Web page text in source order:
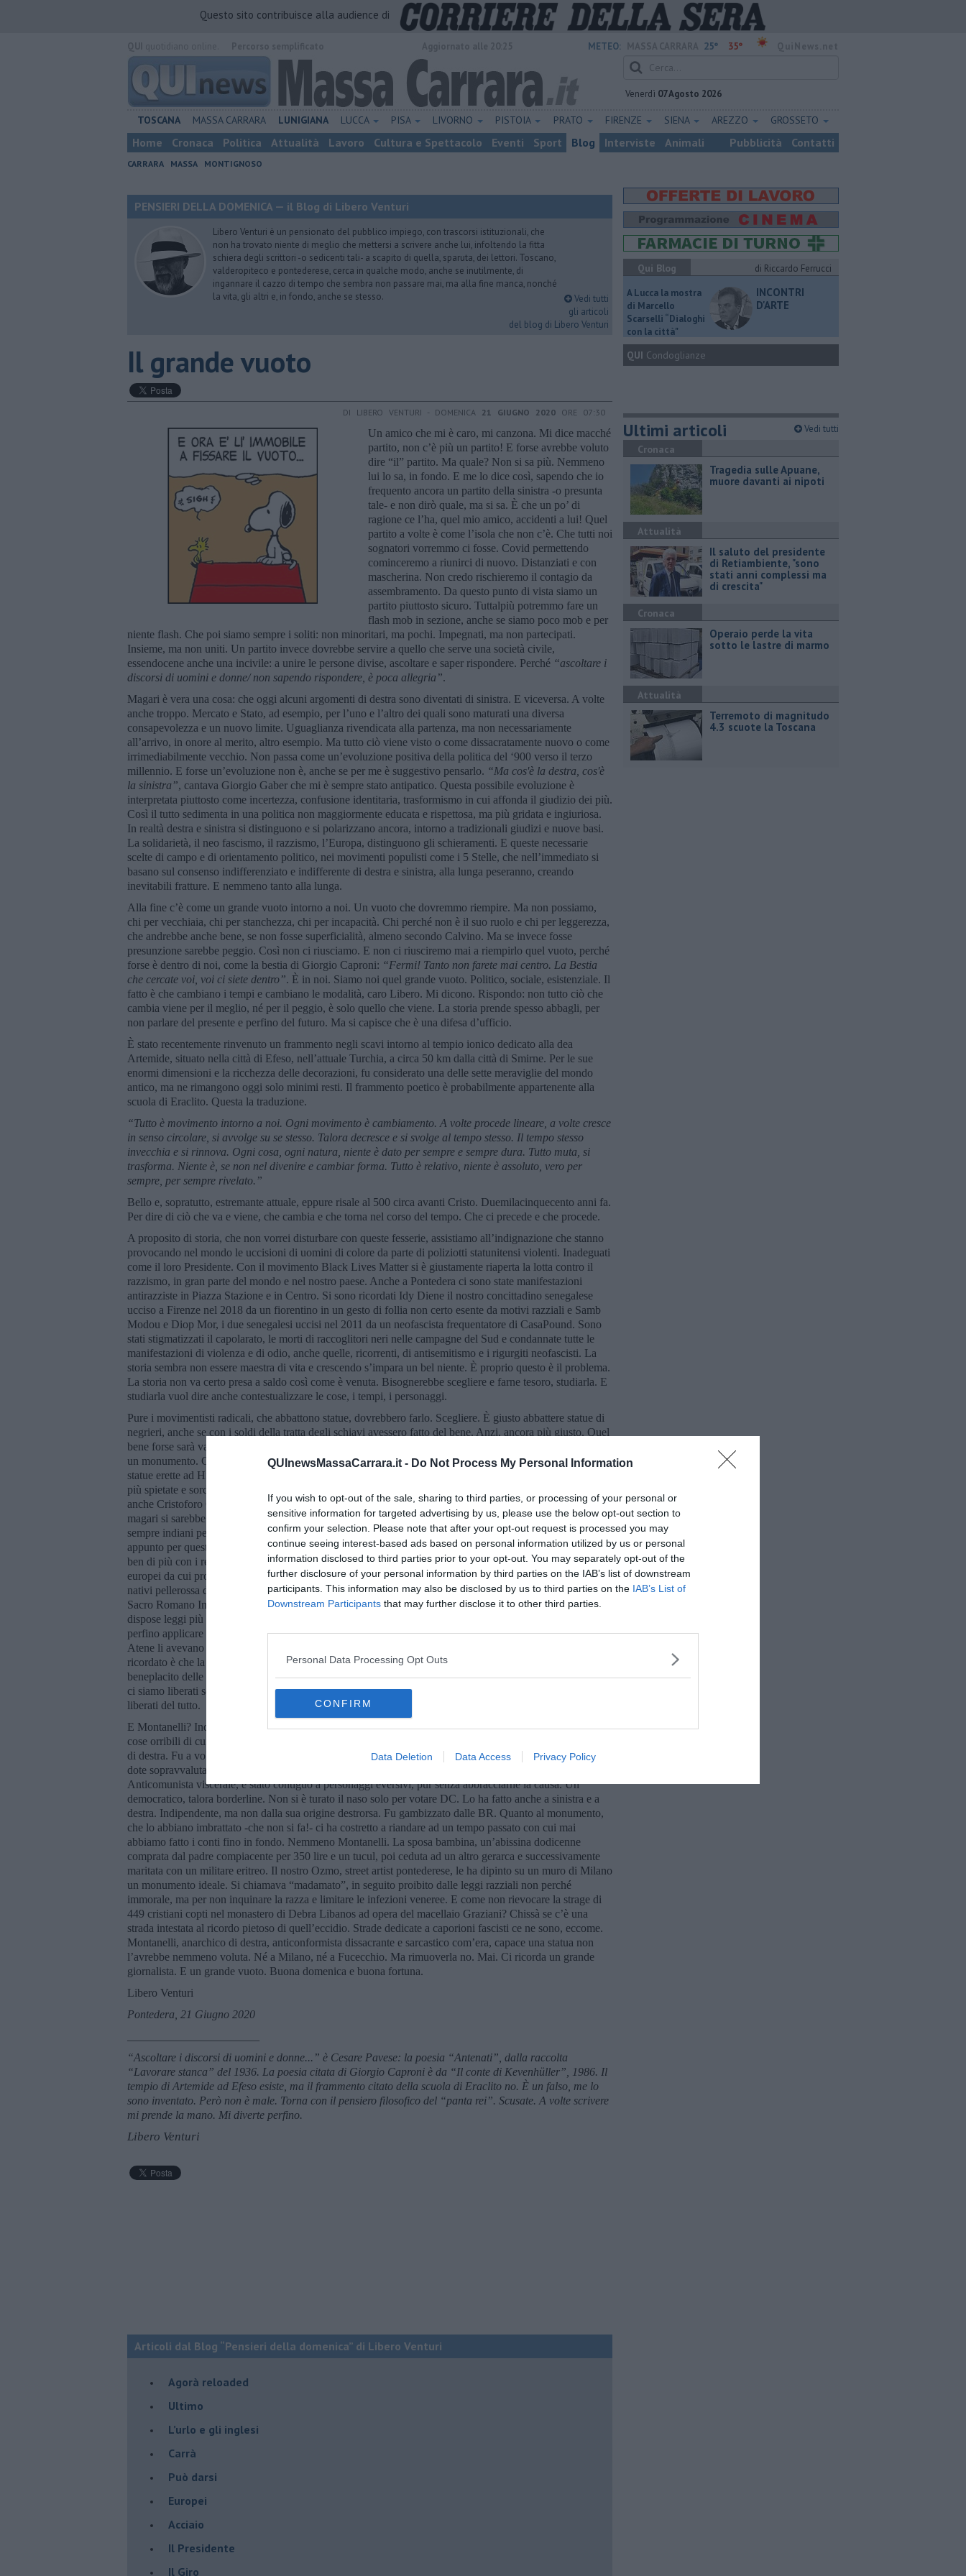
QUInewsMassaCarrara.it - Do Not Process My Personal Information
If you wish to opt-out of the sale, sharing to third parties, or processing of your personal or
sensitive information for targeted advertising by us, please use the below opt-out section to
confirm your selection. Please note that after your opt-out request is processed you may
continue seeing interest-based ads based on personal information utilized by us or personal
information disclosed to third parties prior to your opt-out. You may separately opt-out of the
further disclosure of your personal information by third parties on the IAB’s list of downstream
participants. This information may also be disclosed by us to third parties on the IAB’s List of
Downstream Participants that may further disclose it to other third parties.
Personal Data Processing Opt Outs
CONFIRM
Data Deletion Data Access Privacy Policy
Questo sito contribuisce alla audience di
METEO: 25° 35°
Venerdì 07 Agosto 2026
TOSCANA MASSA CARRARA LUNIGIANA LUCCA PISA LIVORNO PISTOIA PRATO FIRENZE SIENA AREZZO GROSSETO
Home Cronaca Politica Attualità Lavoro Cultura e Spettacolo Eventi Sport Blog Interviste Animali Pubblicità Contatti
CARRARA MASSA MONTIGNOSO
PENSIERI DELLA DOMENICA — il Blog di Libero Venturi
Libero Venturi è un pensionato del pubblico impiego, con trascorsi istituzionali, che
non ha trovato niente di meglio che mettersi a scrivere anche lui, infoltendo la fitta
schiera degli scrittori -o sedicenti tali- a scapito di quella, sparuta, dei lettori. Toscano,
valderopiteco e pontederese, cerca in qualche modo, anche se inutilmente, di
ingannare il cazzo di tempo che sembra non passare mai, ma alla fine manca, nonché
la vita, gli altri e, in fondo, anche se stesso.
Vedi tutti
gli articoli
del blog di Libero Venturi
​Il grande vuoto
DI LIBERO VENTURI - DOMENICA 21 GIUGNO 2020 ORE 07:30
Un amico che mi è caro, mi canzona. Mi dice macché
partito, non c’è più un partito! E forse avrebbe voluto
dire “il” partito. Ma quale? Non si sa più. Nemmeno
lui lo sa, in fondo. E me lo dice così, sapendo che io
frequento ancora un partito della sinistra -o presunta
tale- e non dirò quale, ma si sa. È che un po’ di
ragione ce l’ha, quel mio amico, accidenti a lui! Quel
partito a volte è come l’isola che non c’è. Che tutti noi
sognatori vorremmo ci fosse. Covid permettendo
cominceremo a riunirci di nuovo. Distanziati e con
mascherina. Non credo rischieremo il contagio da
assembramento. Da questo punto di vista siamo un
partito piuttosto sicuro. Tuttalpiù potremmo fare un
flash mob in sezione, anche se siamo poco mob e per
niente flash. Che poi siamo sempre i soliti: non minoritari, ma pochi. Impegnati, ma non partecipati.
Insieme, ma non uniti. Un partito invece dovrebbe servire a quello che serve una società civile,
essendocene anche una incivile: a unire le persone divise, ascoltare e saper rispondere. Perché “ascoltare i
discorsi di uomini e donne/ non sapendo rispondere, è poca allegria”.
Magari è vera una cosa: che oggi alcuni argomenti di destra sono diventati di sinistra. E viceversa. A volte
anche troppo. Mercato e Stato, ad esempio, per l’uno e l’altro dei quali sono maturati una diversa
consapevolezza e un nuovo limite. Uguaglianza rivendicata alla partenza, ma non necessariamente
all’arrivo, in onore al merito, altro esempio. Ma tutto ciò viene visto o come dissacratamente nuovo o come
irrimediabilmente vecchio. Non passa come un’evoluzione positiva della politica del ‘900 verso il terzo
millennio. E forse un’evoluzione non è, anche se per me è suggestivo pensarlo. “Ma cos'è la destra , cos'è
la sinistra”, cantava Giorgio Gaber che mi è sempre stato antipatico. Questa possibile evoluzione è
interpretata piuttosto come incertezza, confusione identitaria, trasformismo in cui affonda il giudizio dei più.
Così il tutto sedimenta in una politica non maggiormente educata e rispettosa, ma più gridata e ingiuriosa.
In realtà destra e sinistra si distinguono e si polarizzano ancora, intorno a tradizionali giudizi e nuove basi.
La solidarietà, il neo fascismo, il razzismo, l’Europa, distinguono gli schieramenti. E queste necessarie
scelte di campo e di orientamento politico, nei movimenti populisti come i 5 Stelle, che nell’immediato si
basano sul consenso indifferenziato e indifferente di destra e sinistra, alla lunga peseranno, creando
inevitabili fratture. E nemmeno tanto alla lunga.
Alla fine c’è come un grande vuoto intorno a noi. Un vuoto che dovremmo riempire. Ma non possiamo,
chi per vecchiaia, chi per stanchezza, chi per incapacità. Chi perché non è il suo ruolo e chi per leggerezza,
che andrebbe anche bene, se non fosse superficialità, almeno secondo Calvino. Ma se invece fosse
presunzione sarebbe peggio. Così non ci riusciamo. E non ci riusciremo mai a riempirlo quel vuoto, perché
forse è dentro di noi, come la bestia di Giorgio Caproni: “Fermi! Tanto non farete mai centro. La Bestia
che cercate voi, voi ci siete dentro”. È in noi. Siamo noi quel grande vuoto. Politico, sociale, esistenziale. Il
fatto è che cambiano i tempi e cambiano le modalità, caro Libero. Mi dicono. Rispondo: non tutto ciò che
cambia viene per il meglio, né per il peggio, è solo quello che viene. La storia prende spesso abbagli, per
non parlare del presente e perfino del futuro. Ma si capisce che è una difesa d’ufficio.
È stato recentemente rinvenuto un frammento negli scavi intorno al tempio ionico dedicato alla dea
Artemide, situato nella città di Efeso, nell’attuale Turchia, a circa 50 km dalla città di Smirne. Per le sue
enormi dimensioni e la ricchezza delle decorazioni, fu considerato una delle sette meraviglie del mondo
antico, ma ne rimangono oggi solo minimi resti. Il frammento poetico è probabilmente appartenente alla
scuola di Eraclito. Questa la traduzione.
“Tutto è movimento intorno a noi. Ogni movimento è cambiamento. A volte procede lineare, a volte cresce
in senso circolare, si avvolge su se stesso. Talora decresce e si svolge al tempo stesso. Il tempo stesso
invecchia e si rinnova. Ogni cosa, ogni natura, niente è dato per sempre e sempre dura. Tutto muta, si
trasforma. Niente è, se non nel divenire e cambiar forma. Tutto è relativo, niente è assoluto, vero per
sempre, per sempre rivelato.”
Bello e, sopratutto, estremante attuale, eppure risale al 500 circa avanti Cristo. Duemilacinquecento anni fa.
Per dire di ciò che va e viene, che cambia e che torna nel corso del tempo. Che ci precede e che procede.
A proposito di storia, che non vorrei disturbare con queste fesserie, assistiamo all’indignazione che stanno
provocando nel mondo le uccisioni di uomini di colore da parte di poliziotti statunitensi violenti. Inadeguati
come il loro Presidente. Con il movimento Black Lives Matter si è giustamente riaperta la lotta contro il
razzismo, in gran parte del mondo e nel nostro paese. Anche a Pontedera ci sono state manifestazioni
antirazziste in Piazza Stazione e in Centro. Si sono ricordati Idy Diene il nostro concittadino senegalese
ucciso a Firenze nel 2018 da un fiorentino in un gesto di follia non certo esente da motivi razziali e Samb
Modou e Diop Mor, i due senegalesi uccisi nel 2011 da un neofascista frequentatore di CasaPound. Sono
stati stigmatizzati il capolarato, le morti di raccoglitori neri nelle campagne del Sud e condannate tutte le
manifestazioni di violenza e di odio, anche quelle, ricorrenti, di antisemitismo e i rigurgiti neofascisti. La
storia sembra non essere maestra di vita e crescendo s’impara un bel niente. È proprio questo è il problema.
La storia non va certo presa a saldo così come è venuta. Bisognerebbe scegliere e farne tesoro, studiarla. E
studiarla vuol dire anche contestualizzare le cose, i tempi, i personaggi.
Pure i movimentisti radicali, che abbattono statue, dovrebbero farlo. Scegliere. È giusto abbattere statue di
negrieri, anche se con i soldi della tratta degli schiavi avessero fatto del bene. Anzi, ancora più giusto. Quel
bene forse sarà valso a risollevare le loro anime a fronte del male fatto, ma non giustifica certo l’erezione di
un monumento. Churchill, invece non si tocca! Al di là di sue posizioni, se non era per lui oggi avremmo
statue erette ad Hitler e al suo compare Mussolini, in tutta Europa e nel mondo. E si sarebbero affermate le
più spietate e sordide delle dittature, le uniche basate sul concetto assurdo della supremazia razziale. E
anche Cristoforo Colombo, perché abbattere i monumenti a lui dedicati!? È vero che scoprì l’America che
magari si sarebbe scoperta anche da sé, perché ci stavano già i nativi, che oltretutto si chiamarono per
sempre indiani perché lui credeva di essere approdato in India e le Americhe non le aveva calcolate. Ma
appunto per questo: era un’esploratore che dette avvio al nuovo mondo. Bisognerebbe prendersela allora
ben di più con i regnanti spagnoli e portoghesi di allora per le stragi nell’America del Sud e con i paesi
europei da cui provenivano avventurieri e cowboy alla conquista della nuova frontiera, per lo sterminio dei
nativi pellerossa dell’America del Nord. E, a ritroso, bisognerebbe condannare, nell’ordine, la Chiesa, il
Sacro Romano Impero, quasi tutti gli imperatori romani, forse ad eccezione di Adriano che per gli schiavi
dispose leggi più umane. E dovremmo abbattere il Colosseo, dove combattevano schiavi e gladiatori. E
perfino applicare la
damnatio memoriaeper il greco Pericle, quello della democrazia, perché gli schiavi ad
Atene li avevano e non li facevano votare. Per non parlare dei Quattro Mori di Livorno. Ciò che però va
ricordato è che la deportazione dei nativi africani e la loro riduzione in schiavitù è durata secoli con il
beneplacito delle nazioni progredite e timorate di Dio. Che certo disapprovava. E che è una vergogna di cui
ci siamo liberati solo da poco più di un secolo. Come è una vergogna il razzismo di cui ancora non ci siamo
liberati del tutto.
E Montanelli? Indro Montanelli ha sempre fatto discutere. Volontario nelle colonie dell’Italia fascista fece
cose orribili di cui mai si è pentito. Dal fascismo, si dissociò e rischiò la fucilazione per il suo antifascismo
di destra. Fu a volte opportunista, a volte intransigente. Sicuramente intelligente. L’intelligenza essendo una
dote sopravvalutata in questo paese, spesso arbitrariamente associata all’arguzia e al cinismo.
Anticomunista viscerale, è stato contiguo a personaggi eversivi, pur senza abbracciarne la causa. Un
democratico, talora borderline. Non si è turato il naso solo per votare DC. Lo ha fatto anche a sinistra e a
destra. Indipendente, ma non dalla sua origine destrorsa. Fu gambizzato dalle BR. Quanto al monumento,
che lo abbiano imbrattato -che non si fa!- ci ha costretto a riandare ad un tempo passato con cui mai
abbiamo fatto i conti fino in fondo. Nemmeno Montanelli. La sposa bambina, un’abissina dodicenne
comprata dal padre compiacente per 350 lire e un tucul, poi ceduta ad un altro gerarca e successivamente
maritata con un militare eritreo. Il nostro Ozmo, street artist pontederese, le ha dipinto su un muro di Milano
un monumento ideale. Si chiamava “madamato”, in seguito proibito dalle leggi razziali non perché
immorale, ma per non inquinare la razza e limitare le infezioni veneree. E come non rievocare la strage di
449 cristiani copti nel monastero di Debra Libanos ad opera del macellaio Graziani? Chissà se c’è una
strada intestata al ricordo pietoso di quell’eccidio. Strade dedicate a caporioni fascisti ce ne sono, eccome.
Montanelli, anarchico di destra, anticonformista dissacrante e sarcastico com’era, capace una statua non
l’avrebbe nemmeno voluta. Né a Milano, né a Fucecchio. Ma rimuoverla no. Mai. Ci ricorda un grande
giornalista. E un grande vuoto. Buona domenica e buona fortuna.
Libero Venturi
Pontedera, 21 Giugno 2020
“Ascoltare i discorsi di uomini e donne...” è Cesare Pavese: la poesia “Antenati”, dalla raccolta
“Lavorare stanca” del 1936. La poesia citata di Giorgio Caproni è da “Il conte di Kevenhüller”, 1986. Il
tempio di Artemide ad Efeso esiste, ma il frammento citato della scuola di Eraclito no. È un falso, me lo
sono inventato. Però non è male. Torna con il pensiero filosofico del “panta rei”. Scusate. A volte scrivere
mi prende la mano. Mi diverte perfino.
Libero Venturi
Articoli dal Blog “Pensieri della domenica” di Libero Venturi
​Agorà reloaded
Ultimo
​L’urlo e gli inglesi
Carrà
Può darsi
Europei
Acciaio
Il Presidente
​Il Giro
Qui Blog
di Riccardo Ferrucci
A Lucca la mostra
di Marcello
Scarselli “Dialoghi
con la città"
INCONTRI
D'ARTE
QUI Condoglianze
Ultimi articoli Vedi tutti
Cronaca
Tragedia sulle Apuane,
muore davanti ai nipoti
Attualità
Il saluto del presidente
di Retiambiente, "sono
stati anni complessi ma
di crescita"
Cronaca
Operaio perde la vita
sotto le lastre di marmo
Attualità
Terremoto di magnitudo
4.3 scuote la Toscana